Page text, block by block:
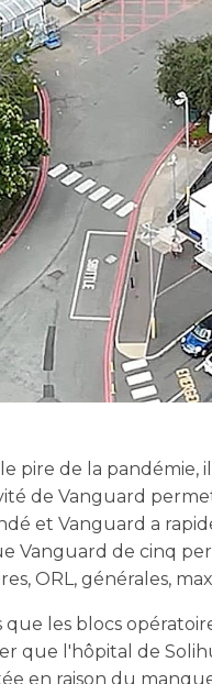
pire de la
de Vanguard
et Vanguard a
Vanguard de cinq
ORL, générales,
que les blocs
que l'hôpital de
en raison du